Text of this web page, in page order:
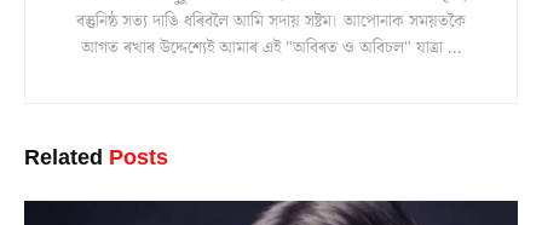
বস্তুনিষ্ঠ সত্য দাঙি ধৰিবলৈ আমি সদায় সষ্টম। আপোনাক সময়তকৈ
আগত ৰখাৰ উদ্দেশ্যেই আমাৰ এই "অবিৰত ও অবিচল" যাত্ৰা ...
Related Posts